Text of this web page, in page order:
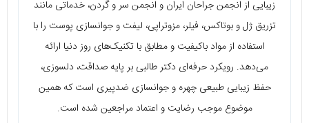
زیبایی از انجمن جراحان ایران و انجمن سر و گردن، خدماتی مانند
تزریق ژل و بوتاکس، فیلر، مزوتراپی، لیفت و جوانسازی پوست را با
استفاده از مواد باکیفیت و مطابق با تکنیک‌های روز دنیا ارائه
می‌دهد. رویکرد حرفه‌ای دکتر طالبی بر پایه صداقت، دلسوزی،
حفظ زیبایی طبیعی چهره و جوانسازی ضدپیری است که همین
موضوع موجب رضایت و اعتماد مراجعین شده است.